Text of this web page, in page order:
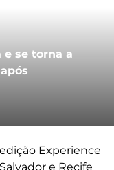
e se torna a